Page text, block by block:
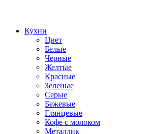
Кухни
Цвет
Белые
Черные
Желтые
Красные
Зеленые
Серые
Бежевые
Глянцевые
Кофе с молоком
Металлик